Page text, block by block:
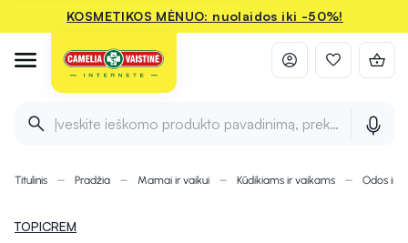
KOSMETIKOS MĖNUO: nuolaidos iki -50%!
Įveskite ieškomo produkto pavadinimą, prekės ženklą ir
Titulinis Pradžia Mamai ir vaikui Kūdikiams ir vaikams Odos ir
TOPICREM